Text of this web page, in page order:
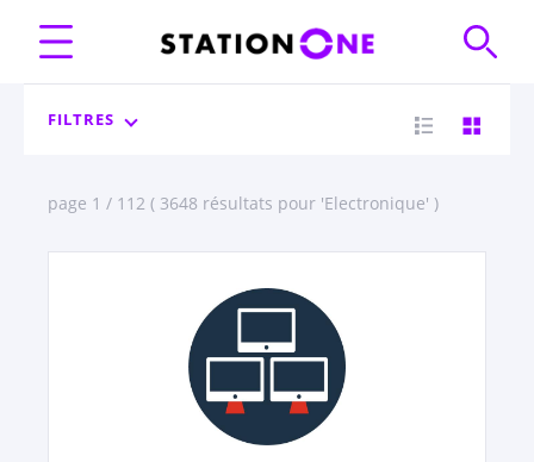
FILTRES
page 1 / 112 ( 3648 résultats pour 'Electronique' )